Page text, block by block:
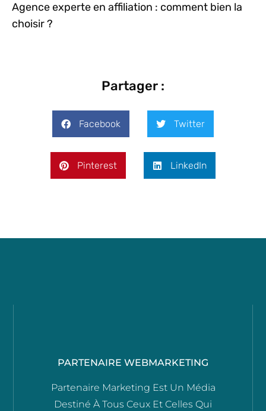
Agence experte en affiliation : comment bien la
choisir ?
Partager :
Facebook Twitter
Pinterest LinkedIn
PARTENAIRE WEBMARKETING
Partenaire Marketing Est Un Média
Destiné À Tous Ceux Et Celles Qui